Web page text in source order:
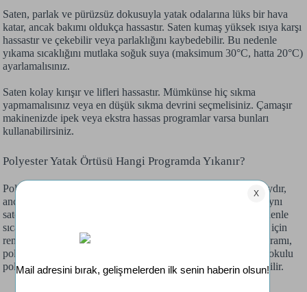
Saten, parlak ve pürüzsüz dokusuyla yatak odalarına lüks bir hava
katar, ancak bakımı oldukça hassastır. Saten kumaş yüksek ısıya karşı
hassastır ve çekebilir veya parlaklığını kaybedebilir. Bu nedenle
yıkama sıcaklığını mutlaka soğuk suya (maksimum 30°C, hatta 20°C)
ayarlamalısınız.
Saten kolay kırışır ve lifleri hassastır. Mümkünse hiç sıkma
yapmamalısınız veya en düşük sıkma devrini seçmelisiniz. Çamaşır
makinenizde ipek veya ekstra hassas programlar varsa bunları
kullanabilirsiniz.
Polyester Yatak Örtüsü Hangi Programda Yıkanır?
Polyester yatak örtüleri genellikle dayanıklıdır ve bakımı kolaydır,
ancak yine de doğru program seçimi önemlidir. Polyester de aynı
saten gibi yüksek ısıda deforme olabilir veya çekebilir. Bu nedenle
sıcaklık ayarını ılık olarak belirlemelisiniz. Renkli polyesterler için
renklerin solmaması adına 30°C tercih edilebilir. Sentetik programı,
polyesterin yapısına uygun olarak düşük devirle çalışır. İnce dokulu
polyester ürünler için ise hassas yıkama programı tercih edilebilir.